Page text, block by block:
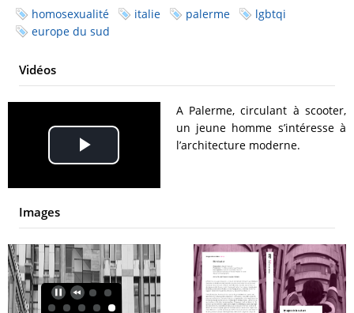
homosexualité
italie palerme
lgbtqi
europe du sud
Vidéos
Play
Video
A Palerme, circulant à scooter,
un jeune homme s’intéresse à
l’architecture moderne.
Images